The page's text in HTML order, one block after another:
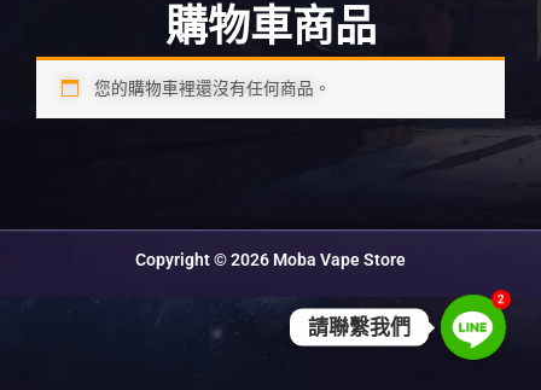
購物車商品
您的購物車裡還沒有任何商品。
Copyright © 2026 Moba Vape Store
2
請聯繫我們